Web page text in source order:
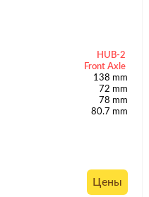
HUB-2
Front Axle
138 mm
72 mm
78 mm
80.7 mm
Цены